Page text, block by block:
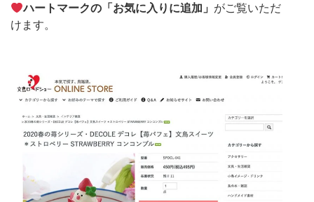
ハートマークの「お気に入りに追加」 がご覧いただ
けます。